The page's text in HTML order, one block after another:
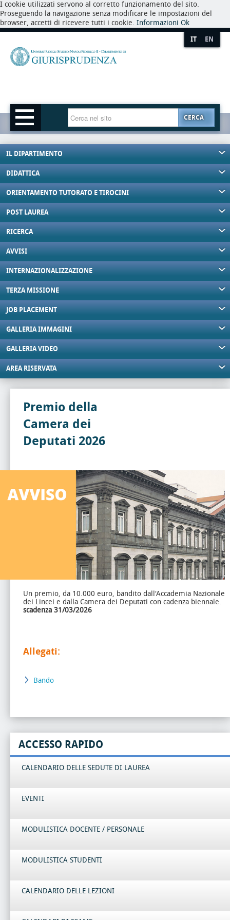
I cookie utilizzati servono al corretto funzionamento del sito.
Proseguendo la navigazione senza modificare le impostazioni del
browser, accetti di ricevere tutti i cookie. Informazioni Ok
IT EN
CERCA
IL DIPARTIMENTO
DIDATTICA
ORIENTAMENTO TUTORATO E TIROCINI
POST LAUREA
RICERCA
AVVISI
INTERNAZIONALIZZAZIONE
TERZA MISSIONE
JOB PLACEMENT
GALLERIA IMMAGINI
GALLERIA VIDEO
AREA RISERVATA
Premio della
Camera dei
Deputati 2026
Un premio, da 10.000 euro, bandito dall'Accademia Nazionale
dei Lincei e dalla Camera dei Deputati con cadenza biennale.
scadenza 31/03/2026
Allegati:
Bando
ACCESSO RAPIDO
CALENDARIO DELLE SEDUTE DI LAUREA
EVENTI
MODULISTICA DOCENTE / PERSONALE
MODULISTICA STUDENTI
CALENDARIO DELLE LEZIONI